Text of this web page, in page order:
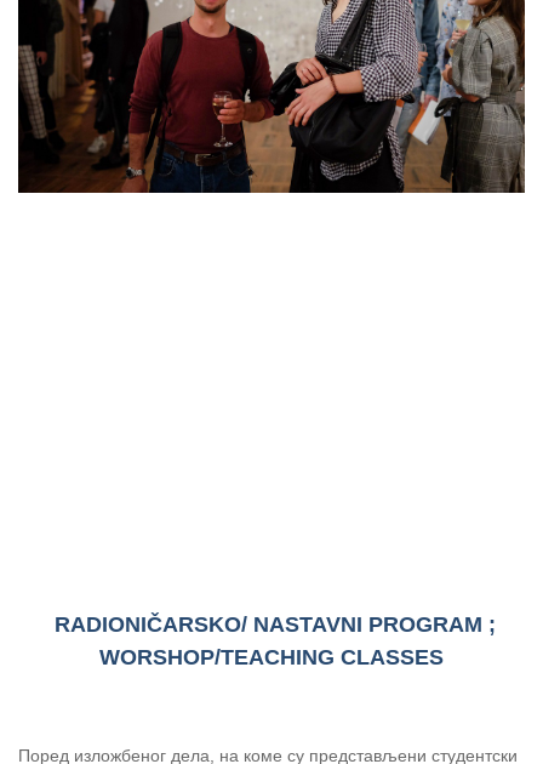
RADIONIČARSKO/ NASTAVNI PROGRAM ;
WORSHOP/TEACHING CLASSES
Поред изложбеног дела, на коме су представљени студентски